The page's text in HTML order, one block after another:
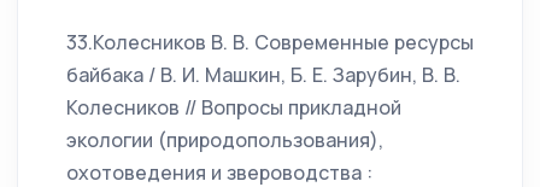
33.Колесников В. В. Современные ресурсы
байбака / В. И. Машкин, Б. Е. Зарубин, В. В.
Колесников // Вопросы прикладной
экологии (природопользования),
охотоведения и звероводства :